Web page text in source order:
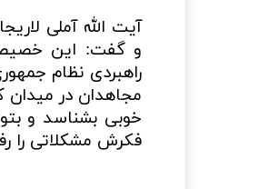
آیت الله آملی
و گفت: این
راهبردی نظام
مجاهدان در میدان
خوبی بشناسد و
فکرش مشکلاتی را